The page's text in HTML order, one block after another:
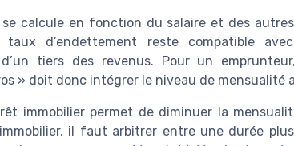
se calcule en fonction du salaire et des
d’endettement reste compatible
tiers des revenus. Pour un
» doit donc intégrer le niveau de mensualité
immobilier permet de diminuer la
il faut arbitrer entre une durée